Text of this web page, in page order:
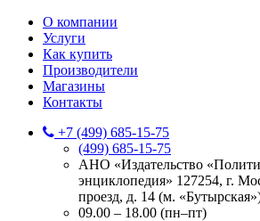
О компании
Услуги
Как купить
Производители
Магазины
Контакты
+7 (499) 685-15-75
(499) 685-15-75
АНО «Издательство
энциклопедия» 127254, г.
проезд, д. 14 (м.
09.00 – 18.00 (пн–пт)